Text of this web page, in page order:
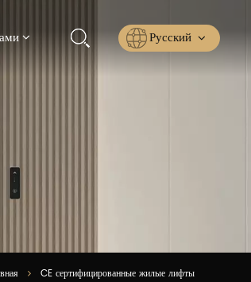
Русский
CE сертифицированные жилые лифты